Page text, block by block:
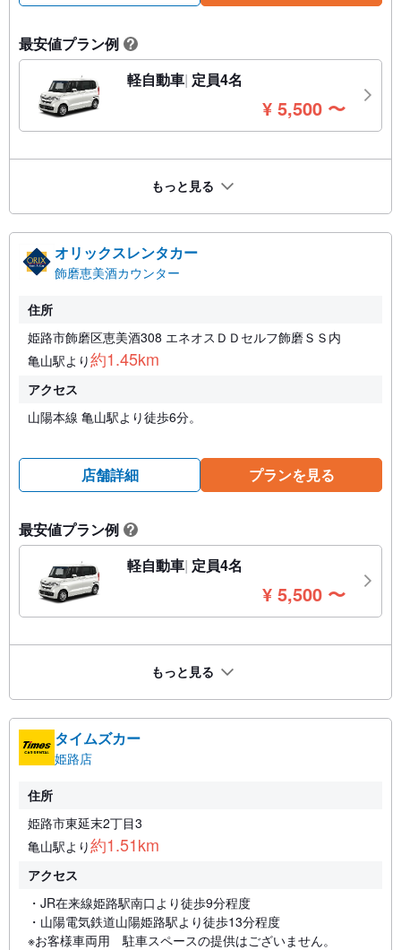
最安値プラン例 ?
軽自動車 定員4名
¥ 5,500 円
〜
もっと見る
オリックスレンタカー
飾磨恵美酒カウンター
住所
姫路市飾磨区恵美酒308 エネオスＤＤセルフ飾磨ＳＳ内
亀山駅より約1.45km
アクセス
山陽本線 亀山駅より徒歩6分。
店舗詳細 プランを見る
最安値プラン例 ?
軽自動車 定員4名
¥ 5,500 円
〜
もっと見る
タイムズカー
姫路店
住所
姫路市東延末2丁目3
亀山駅より約1.51km
アクセス
・JR在来線姫路駅南口より徒歩9分程度
・山陽電気鉄道山陽姫路駅より徒歩13分程度
※お客様車両用 駐車スペースの提供はございません。